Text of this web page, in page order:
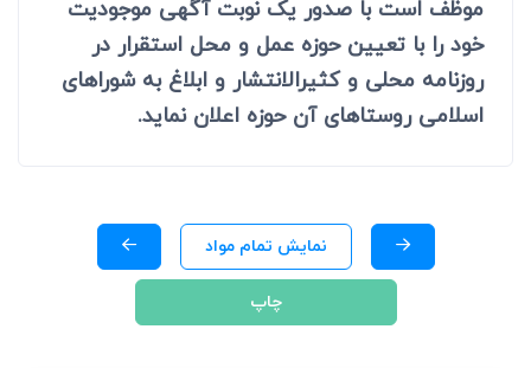
موظف است با صدور یک نوبت آگهی موجودیت
خود را با تعیین حوزه عمل و محل استقرار در
روزنامه محلی و کثیرالانتشار و ابلاغ به شوراهای
اسلامی روستاهای آن حوزه اعلان نماید.
نمایش تمام مواد
چاپ